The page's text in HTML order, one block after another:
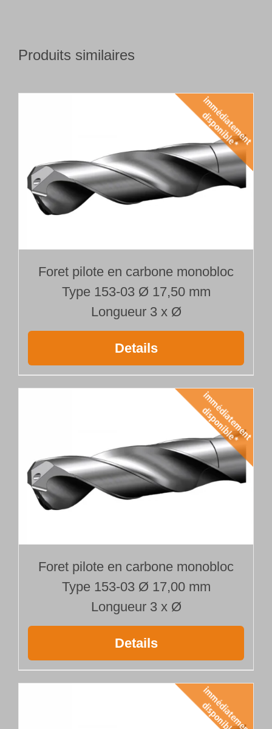
Produits similaires
Foret pilote en carbone monobloc
Type 153-03 Ø 17,50 mm
Longueur 3 x Ø
Details
Foret pilote en carbone monobloc
Type 153-03 Ø 17,00 mm
Longueur 3 x Ø
Details